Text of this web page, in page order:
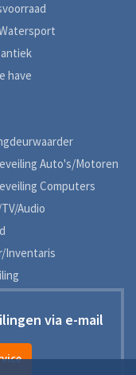
have
Auto's/Motoren
Computers
Audio
Inventaris
via e-mail